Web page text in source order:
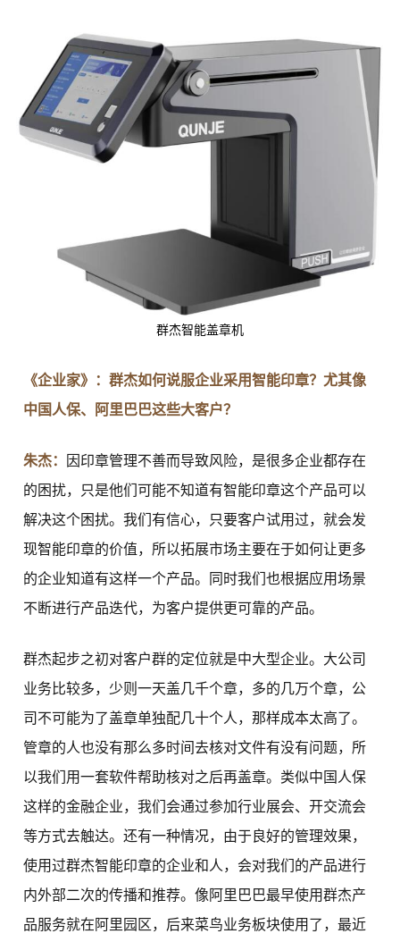
群杰智能盖章机
《企业家》：群杰如何说服企业采用智能印章？尤其像
中国人保、阿里巴巴这些大客户？
朱杰：
因印章管理不善而导致风险，是很多企业都存在
的困扰，只是他们可能不知道有智能印章这个产品可以
解决这个困扰。我们有信心，只要客户试用过，就会发
现智能印章的价值，所以拓展市场主要在于如何让更多
的企业知道有这样一个产品。同时我们也根据应用场景
不断进行产品迭代，为客户提供更可靠的产品。
群杰起步之初对客户群的定位就是中大型企业。大公司
业务比较多，少则一天盖几千个章，多的几万个章，公
司不可能为了盖章单独配几十个人，那样成本太高了。
管章的人也没有那么多时间去核对文件有没有问题，所
以我们用一套软件帮助核对之后再盖章。类似中国人保
这样的金融企业，我们会通过参加行业展会、开交流会
等方式去触达。还有一种情况，由于良好的管理效果，
使用过群杰智能印章的企业和人，会对我们的产品进行
内外部二次的传播和推荐。像阿里巴巴最早使用群杰产
品服务就在阿里园区，后来菜鸟业务板块使用了，最近